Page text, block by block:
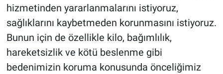
hizmetinden yararlanmalarını istiyoruz,
sağlıklarını kaybetmeden korunmasını istiyoruz.
Bunun için de özellikle kilo, bağımlılık,
hareketsizlik ve kötü beslenme gibi
bedenimizin koruma konusunda önceliğimiz